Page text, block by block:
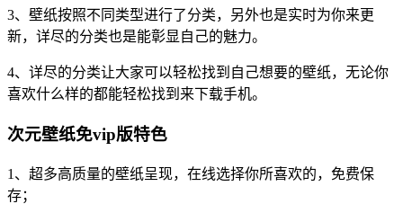
3、壁纸按照不同类型进行了分类，另外也是实时为你来更
新，详尽的分类也是能彰显自己的魅力。
4、详尽的分类让大家可以轻松找到自己想要的壁纸，无论你
喜欢什么样的都能轻松找到来下载手机。
次元壁纸免vip版特色
1、超多高质量的壁纸呈现，在线选择你所喜欢的，免费保
存；